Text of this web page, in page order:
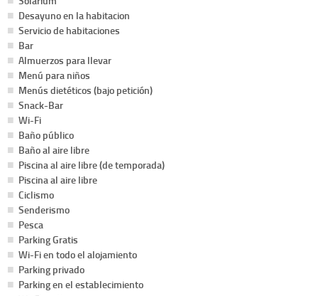
Desayuno en la habitacion
Servicio de habitaciones
Bar
Almuerzos para llevar
Menú para niños
Menús dietéticos (bajo petición)
Snack-Bar
Wi-Fi
Baño público
Baño al aire libre
Piscina al aire libre (de temporada)
Piscina al aire libre
Ciclismo
Senderismo
Pesca
Parking Gratis
Wi-Fi en todo el alojamiento
Parking privado
Parking en el establecimiento